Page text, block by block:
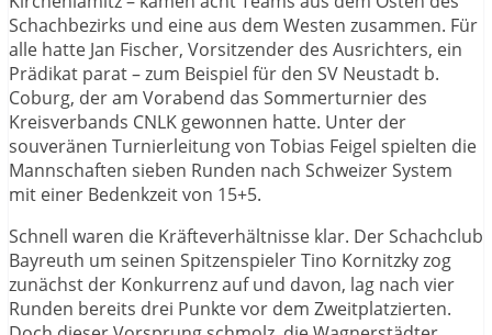
Schachbezirks und eine aus dem Westen zusammen. Für
alle hatte Jan Fischer, Vorsitzender des Ausrichters, ein
Prädikat parat – zum Beispiel für den SV Neustadt b.
Coburg, der am Vorabend das Sommerturnier des
Kreisverbands CNLK gewonnen hatte. Unter der
souveränen Turnierleitung von Tobias Feigel spielten die
Mannschaften sieben Runden nach Schweizer System
mit einer Bedenkzeit von 15+5.
Schnell waren die Kräfteverhältnisse klar. Der Schachclub
Bayreuth um seinen Spitzenspieler Tino Kornitzky zog
zunächst der Konkurrenz auf und davon, lag nach vier
Runden bereits drei Punkte vor dem Zweitplatzierten.